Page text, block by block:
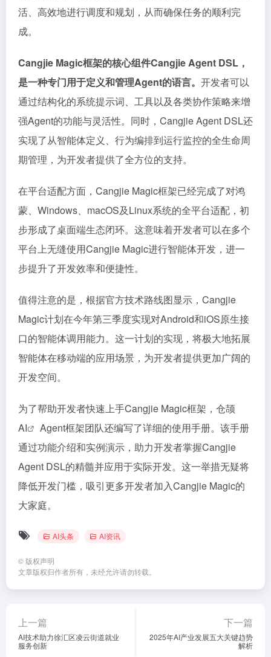
活、高效地进行调度和规划，从而确保任务的顺利完
成。
Cangjie Magic框架的核心组件Cangjie Agent DSL，
是一种专门用于定义和管理Agent的语言。 开发者可以
通过结构化的系统提示词、工具以及各类协作策略来增
强Agent的功能与灵活性。同时，Cangjie Agent DSL还
实现了从智能体定义、行为编排到运行监控的全生命周
期管理，为开发者提供了全方位的支持。
在平台适配方面，Cangjie Magic框架已经完成了对鸿
蒙、Windows、macOS及Linux系统的全平台适配，初
步形成了桌面端生态闭环。这意味着开发者可以在多个
平台上无缝使用Cangjie Magic进行智能体开发，进一
步提升了开发效率和便捷性。
值得注意的是，根据官方技术路线图显示，Cangjie
Magic计划在今年第三季度实现对Android和iOS原生接
口的智能体调用能力。这一计划的实现，将极大地拓展
智能体在移动端的应用场景，为开发者提供更加广阔的
开发空间。
为了帮助开发者快速上手Cangjie Magic框架，仓颉
AI
Agent框架团队还编写了详细的使用手册。该手册
通过功能介绍和实例演示，助力开发者掌握Cangjie
Agent DSL的精髓并应用于实际开发。这一举措无疑将
降低开发门槛，吸引更多开发者加入Cangjie Magic的
大家庭。
AI头条 AI资讯
© 版权声明
文章版权归作者所有，未经允许请勿转载。
上一篇
AI技术助力徐汇区凌云街道就业
服务创新
下一篇
2025年AI产业发展五大关键趋势
解析